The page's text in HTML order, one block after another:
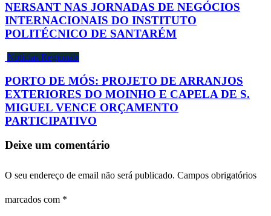
NERSANT NAS JORNADAS DE NEGÓCIOS
INTERNACIONAIS DO INSTITUTO
POLITÉCNICO DE SANTARÉM
Notícias Regionais
PORTO DE MÓS: PROJETO DE ARRANJOS
EXTERIORES DO MOINHO E CAPELA DE S.
MIGUEL VENCE ORÇAMENTO
PARTICIPATIVO
Deixe um comentário
O seu endereço de email não será publicado. Campos obrigatórios
marcados com *